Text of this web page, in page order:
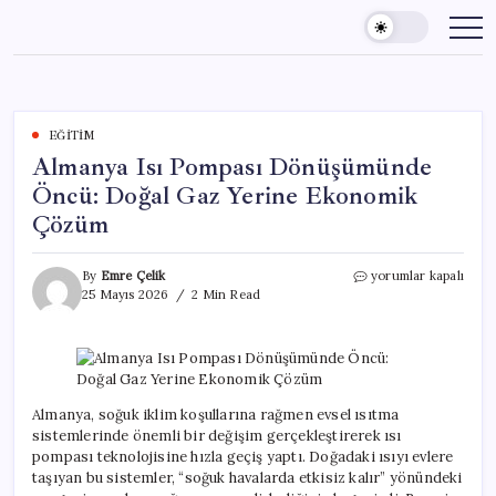
content
EĞITIM
Almanya Isı Pompası Dönüşümünde
Öncü: Doğal Gaz Yerine Ekonomik
Çözüm
By Emre Çelik
25 Mayıs 2026
2 Min Read
Almanya
Öncü:
Doğal
Yerine
Ekonomik
Çözüm
için
yorumlar kapalı
Almanya, soğuk iklim koşullarına rağmen evsel ısıtma
sistemlerinde önemli bir değişim gerçekleştirerek ısı
pompası teknolojisine hızla geçiş yaptı. Doğadaki ısıyı evlere
taşıyan bu sistemler, “soğuk havalarda etkisiz kalır” yönündeki